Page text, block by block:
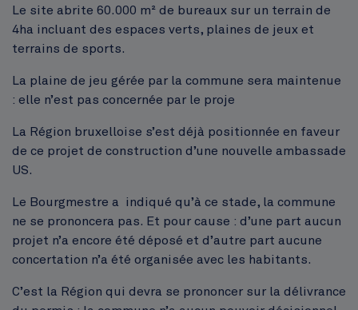
Le site abrite 60.000 m² de bureaux sur un terrain de
4ha incluant des espaces verts, plaines de jeux et
terrains de sports.
La plaine de jeu gérée par la commune sera maintenue
: elle n’est pas concernée par le proje
La Région bruxelloise s’est déjà positionnée en faveur
de ce projet de construction d’une nouvelle ambassade
US.
Le Bourgmestre a indiqué qu’à ce stade, la commune
ne se prononcera pas. Et pour cause : d’une part aucun
projet n’a encore été déposé et d’autre part aucune
concertation n’a été organisée avec les habitants.
C’est la Région qui devra se prononcer sur la délivrance